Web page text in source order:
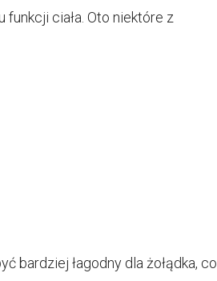
ciała. Oto niektóre z
bardziej łagodny dla żołądka, co